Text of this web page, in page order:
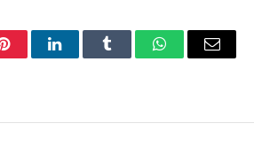
PinterestLinkedInTumblr WhatsAppEmail